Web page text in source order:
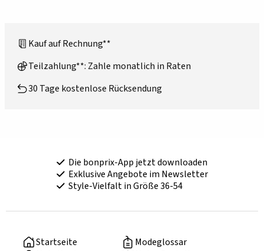
Kauf auf Rechnung**
Teilzahlung**: Zahle monatlich in Raten
30 Tage kostenlose Rücksendung
Die bonprix-App jetzt downloaden
Exklusive Angebote im Newsletter
Style-Vielfalt in Größe 36-54
Startseite
Modeglossar